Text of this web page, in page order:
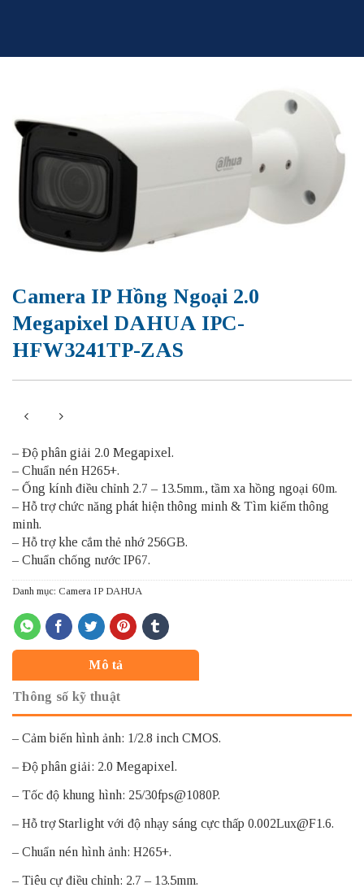
Camera IP Hồng Ngoại 2.0
Megapixel DAHUA IPC-
HFW3241TP-ZAS
– Độ phân giải 2.0 Megapixel.
– Chuẩn nén H265+.
– Ống kính điều chỉnh 2.7 – 13.5mm., tầm xa hồng ngoại 60m.
– Hỗ trợ chức năng phát hiện thông minh & Tìm kiếm thông
minh.
– Hỗ trợ khe cắm thẻ nhớ 256GB.
– Chuẩn chống nước IP67.
Danh mục: Camera IP DAHUA
Mô tả
Thông số kỹ thuật
– Cảm biến hình ảnh: 1/2.8 inch CMOS.
– Độ phân giải: 2.0 Megapixel.
– Tốc độ khung hình: 25/30fps@1080P.
– Hỗ trợ Starlight với độ nhạy sáng cực thấp 0.002Lux@F1.6.
– Chuẩn nén hình ảnh: H265+.
– Tiêu cự điều chỉnh: 2.7 – 13.5mm.